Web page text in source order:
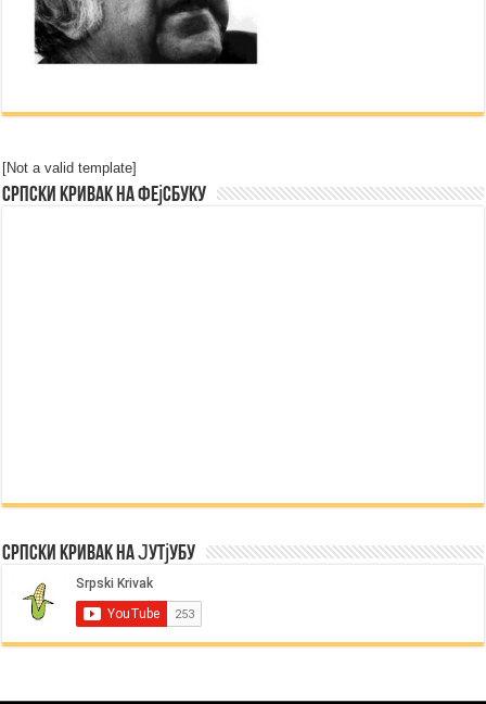
[Not a valid template]
Српски Кривак на Фејсбуку
Српски Кривак на Јутјубу